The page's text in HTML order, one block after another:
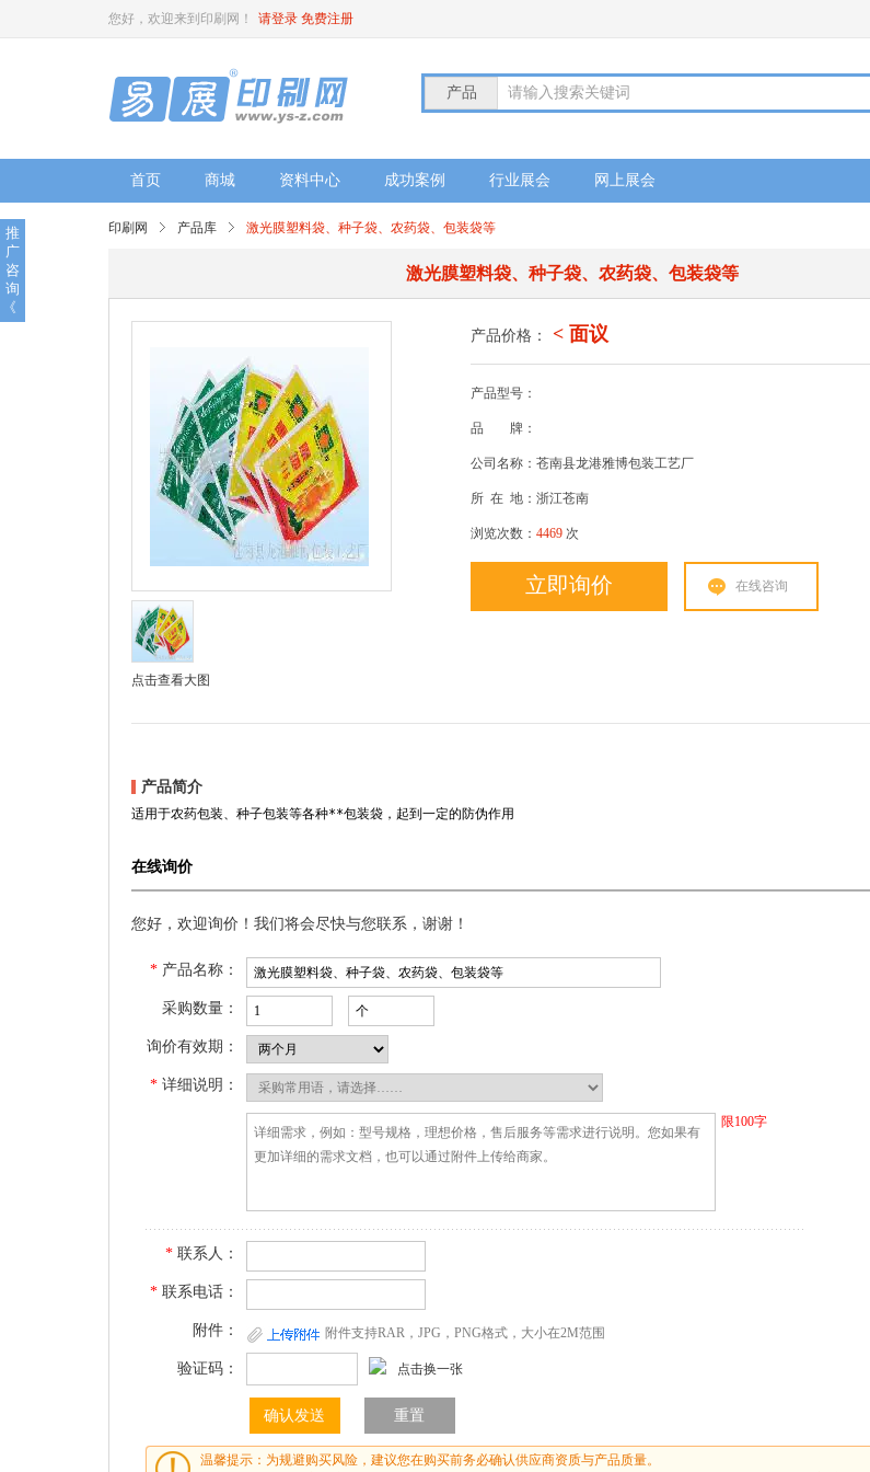
您好，欢迎来到印刷网！ 请登录 免费注册
产品 请输入搜索关键词
首页 商城 资料中心 成功案例 行业展会 网上展会
印刷网 产品库 激光膜塑料袋、种子袋、农药袋、包装袋等
激光膜塑料袋、种子袋、农药袋、包装袋等
点击查看大图
产品价格： < 面议
产品型号：
品 牌：
公司名称：苍南县龙港雅博包装工艺厂
所 在 地：浙江苍南
浏览次数： 4469 次
立即询价 在线咨询
产品简介
适用于农药包装、种子包装等各种**包装袋，起到一定的防伪作用
在线询价
您好，欢迎询价！我们将会尽快与您联系，谢谢！
* 产品名称：
采购数量：
询价有效期：
* 详细说明：
限100字
* 联系人：
* 联系电话：
附件： 附件支持RAR，JPG，PNG格式，大小在2M范围
验证码： 点击换一张
温馨提示：为规避购买风险，建议您在购买前务必确认供应商资质与产品质量。
推
广
咨
询
《